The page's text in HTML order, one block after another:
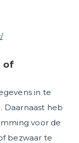
.
of
in te
Daarnaast heb
voor de
bezwaar te